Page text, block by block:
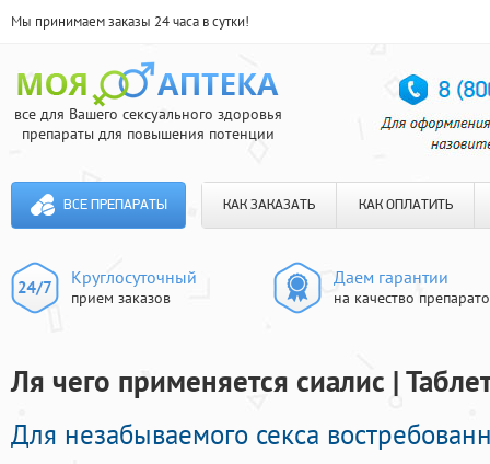
Мы принимаем заказы 24 часа в сутки!
все для Вашего сексуального здоровья
препараты для повышения потенции
ВСЕ ПРЕПАРАТЫ КАК ЗАКАЗАТЬ КАК ОПЛАТИТЬ
Круглосуточный
прием заказов
Даем гарантии
на качество
Ля чего применяется сиалис |
Для незабываемого секса